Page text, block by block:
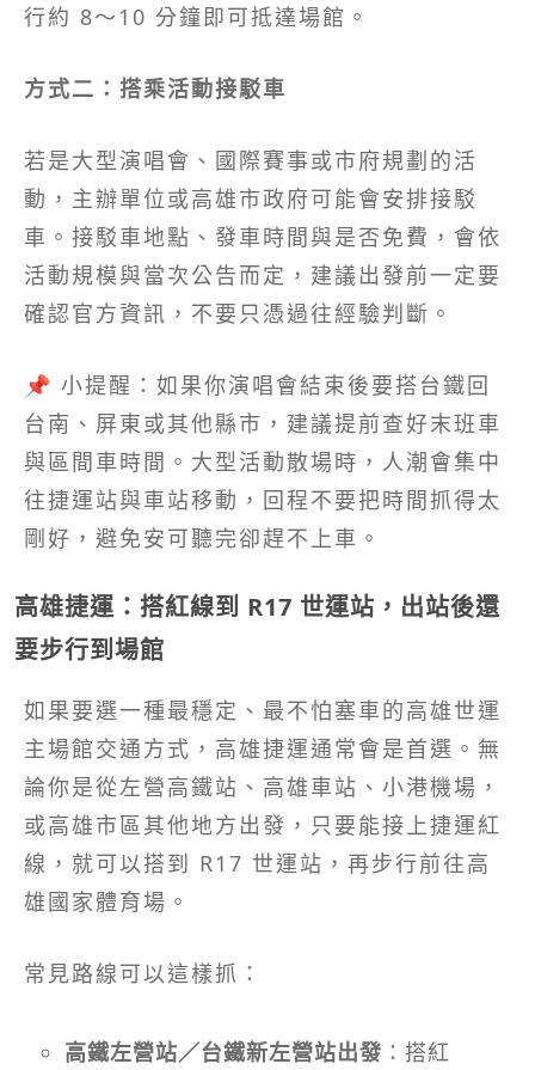
行約 8～10 分鐘即可抵達場館。
方式二：搭乘活動接駁車
若是大型演唱會、國際賽事或市府規劃的活
動，主辦單位或高雄市政府可能會安排接駁
車。接駁車地點、發車時間與是否免費，會依
活動規模與當次公告而定，建議出發前一定要
確認官方資訊，不要只憑過往經驗判斷。
📌 小提醒：如果你演唱會結束後要搭台鐵回
台南、屏東或其他縣市，建議提前查好末班車
與區間車時間。大型活動散場時，人潮會集中
往捷運站與車站移動，回程不要把時間抓得太
剛好，避免安可聽完卻趕不上車。
高雄捷運：搭紅線到 R17 世運站，出站後還
要步行到場館
如果要選一種最穩定、最不怕塞車的高雄世運
主場館交通方式，高雄捷運通常會是首選。無
論你是從左營高鐵站、高雄車站、小港機場，
或高雄市區其他地方出發，只要能接上捷運紅
線，就可以搭到 R17 世運站，再步行前往高
雄國家體育場。
常見路線可以這樣抓：
高鐵左營站／台鐵新左營站出發 ：搭紅